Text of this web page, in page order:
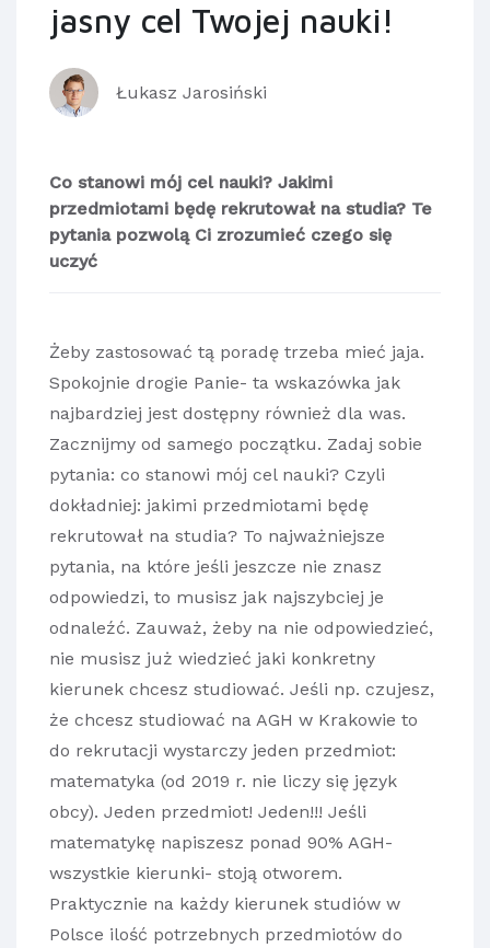
jasny cel Twojej nauki!
Łukasz Jarosiński
Co stanowi mój cel nauki? Jakimi
przedmiotami będę rekrutował na studia? Te
pytania pozwolą Ci zrozumieć czego się
uczyć
Żeby zastosować tą poradę trzeba mieć jaja.
Spokojnie drogie Panie- ta wskazówka jak
najbardziej jest dostępny również dla was.
Zacznijmy od samego początku. Zadaj sobie
pytania: co stanowi mój cel nauki? Czyli
dokładniej: jakimi przedmiotami będę
rekrutował na studia? To najważniejsze
pytania, na które jeśli jeszcze nie znasz
odpowiedzi, to musisz jak najszybciej je
odnaleźć. Zauważ, żeby na nie odpowiedzieć,
nie musisz już wiedzieć jaki konkretny
kierunek chcesz studiować. Jeśli np. czujesz,
że chcesz studiować na AGH w Krakowie to
do rekrutacji wystarczy jeden przedmiot:
matematyka (od 2019 r. nie liczy się język
obcy). Jeden przedmiot! Jeden!!! Jeśli
matematykę napiszesz ponad 90% AGH-
wszystkie kierunki- stoją otworem.
Praktycznie na każdy kierunek studiów w
Polsce ilość potrzebnych przedmiotów do